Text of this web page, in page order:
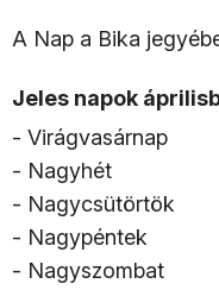
A Nap a Bika
Jeles napok
- Virágvasárnap
- Nagyhét
- Nagycsütörtök
- Nagypéntek
- Nagyszombat